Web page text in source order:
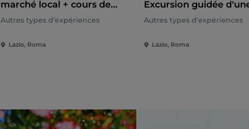
marché local + cours de
cuisine
Autres types d’expériences
Lazio, Roma
Excursion guidée
journée depuis Rome
Autres types d’expériences
Lazio, Roma